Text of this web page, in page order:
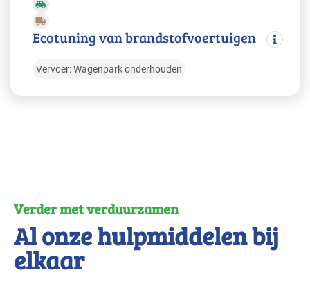
Ecotuning van brandstofvoertuigen
Vervoer: Wagenpark onderhouden
Verder met verduurzamen
Al onze hulpmiddelen bij
elkaar